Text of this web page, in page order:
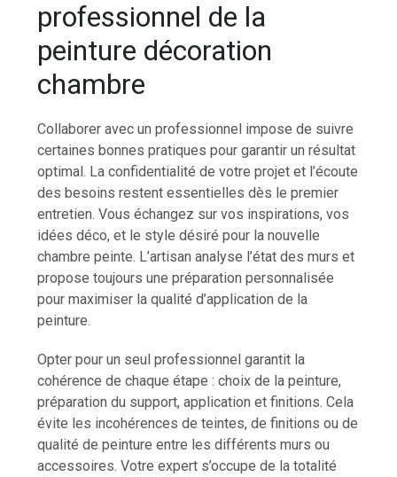
professionnel de la
peinture décoration
chambre
Collaborer avec un professionnel impose de suivre
certaines bonnes pratiques pour garantir un résultat
optimal. La confidentialité de votre projet et l’écoute
des besoins restent essentielles dès le premier
entretien. Vous échangez sur vos inspirations, vos
idées déco, et le style désiré pour la nouvelle
chambre peinte. L’artisan analyse l’état des murs et
propose toujours une préparation personnalisée
pour maximiser la qualité d’application de la
peinture.
Opter pour un seul professionnel garantit la
cohérence de chaque étape : choix de la peinture,
préparation du support, application et finitions. Cela
évite les incohérences de teintes, de finitions ou de
qualité de peinture entre les différents murs ou
accessoires. Votre expert s’occupe de la totalité